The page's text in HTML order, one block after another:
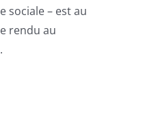
sociale – est au
rendu au